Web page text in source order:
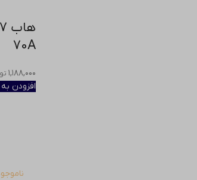
70A
۱,۱۸۸,۰۰۰
افزودن